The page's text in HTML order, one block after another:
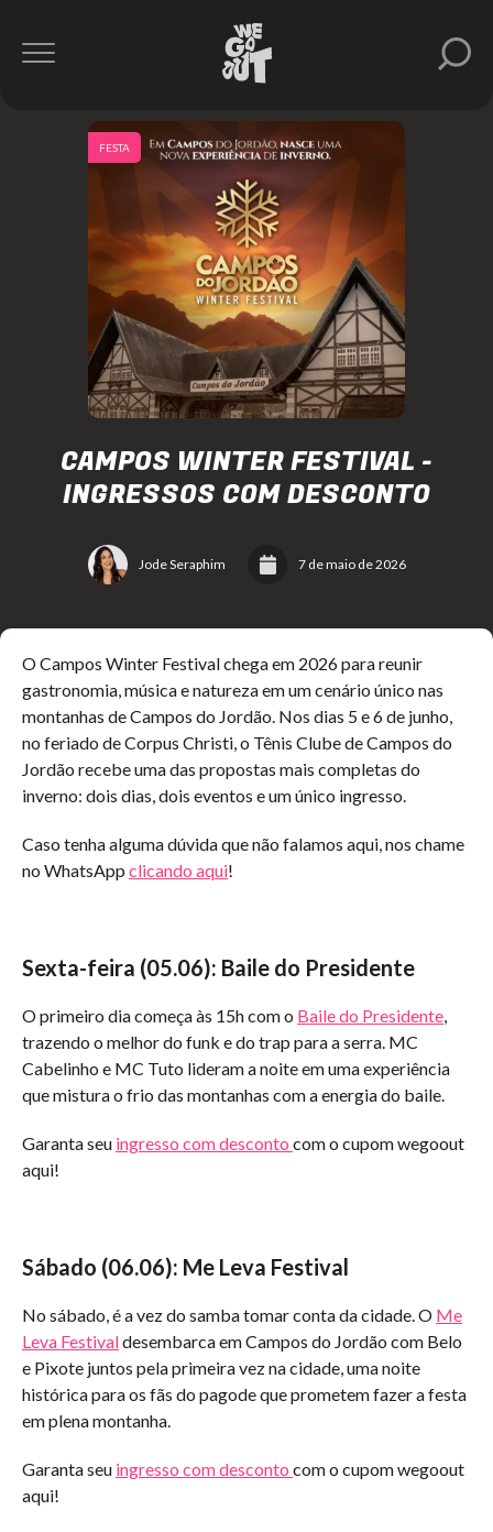
CAMPOS WINTER FESTIVAL -
INGRESSOS COM DESCONTO
Jode Seraphim 7 de maio de 2026
FESTA
O Campos Winter Festival chega em 2026 para reunir
gastronomia, música e natureza em um cenário único nas
montanhas de Campos do Jordão. Nos dias 5 e 6 de junho,
no feriado de Corpus Christi, o Tênis Clube de Campos do
Jordão recebe uma das propostas mais completas do
inverno: dois dias, dois eventos e um único ingresso.
Caso tenha alguma dúvida que não falamos aqui, nos chame
no WhatsApp clicando aqui!
Sexta-feira (05.06): Baile do Presidente
O primeiro dia começa às 15h com o Baile do Presidente,
trazendo o melhor do funk e do trap para a serra. MC
Cabelinho e MC Tuto lideram a noite em uma experiência
que mistura o frio das montanhas com a energia do baile.
Garanta seu ingresso com desconto com o cupom wegoout
aqui!
Sábado (06.06): Me Leva Festival
No sábado, é a vez do samba tomar conta da cidade. O Me
Leva Festivaldesembarca em Campos do Jordão com Belo
e Pixote juntos pela primeira vez na cidade, uma noite
histórica para os fãs do pagode que prometem fazer a festa
em plena montanha.
Garanta seu ingresso com desconto com o cupom wegoout
aqui!